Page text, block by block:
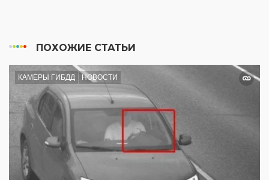
ПОХОЖИЕ СТАТЬИ
КАМЕРЫ ГИБДД НОВОСТИ